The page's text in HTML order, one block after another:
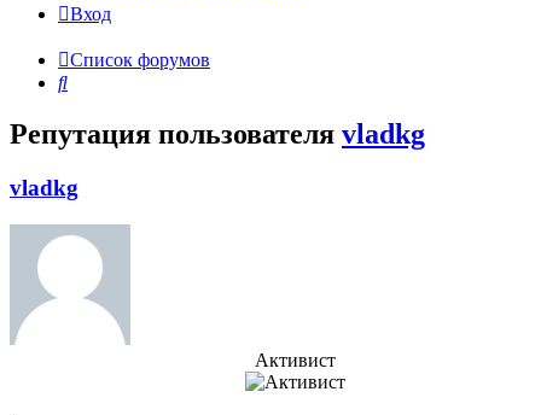
Вход
Список форумов
Поиск
Репутация пользователя vladkg
vladkg
Активист